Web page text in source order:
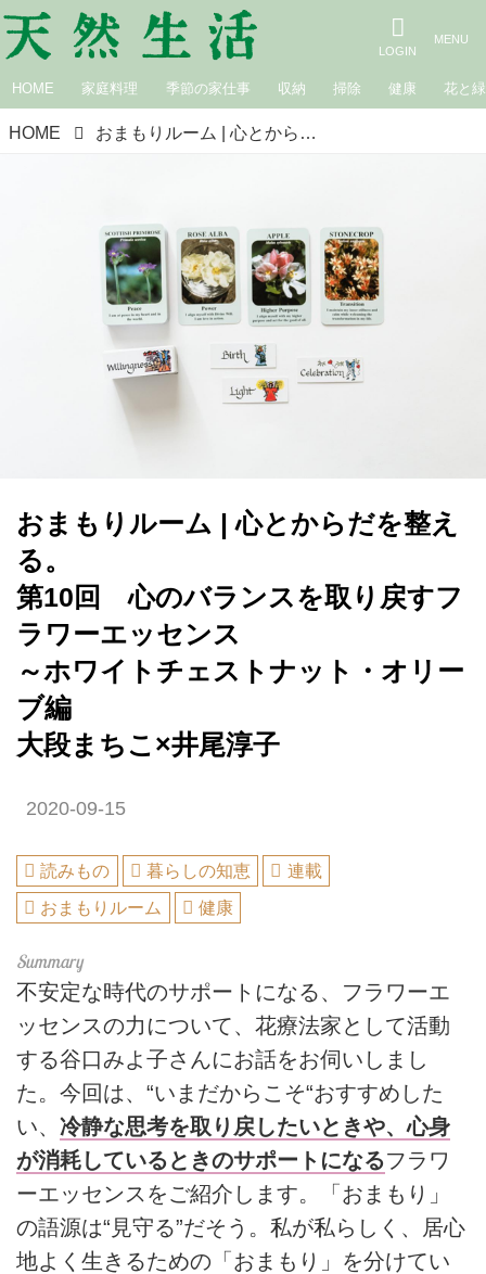
HOME 家庭料理 季節の家仕事 収納 掃除 健康 花と緑
HOME おまもりルーム | 心とからだを整える。 第10回 心のバランスを取り戻すフラワーエッセンス ～ホワイトチェストナット・オリーブ編 大段まちこ×井尾淳子
おまもりルーム | 心とからだを整え
る。
第10回 心のバランスを取り戻すフ
ラワーエッセンス
～ホワイトチェストナット・オリー
ブ編
大段まちこ×井尾淳子
2020-09-15
読みもの 暮らしの知恵
連載
おまもりルーム
健康
不安定な時代のサポートになる、フラワーエ
ッセンスの力について、花療法家として活動
する谷口みよ子さんにお話をお伺いしまし
た。今回は、“いまだからこそ“おすすめした
い、 冷静な思考を取り戻したいときや、心身
が消耗しているときのサポートになるフラワ
ーエッセンスをご紹介します。「おまもり」
の語源は“見守る”だそう。私が私らしく、居心
地よく生きるための「おまもり」を分けてい